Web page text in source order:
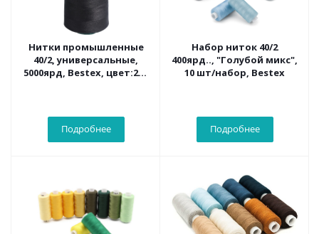
Нитки промышленные
40/2, универсальные,
5000ярд, Bestex, цвет:200
Подробнее
Набор ниток 40/2
400ярд.., "Голубой микс",
10 шт/набор, Bestex
Подробнее